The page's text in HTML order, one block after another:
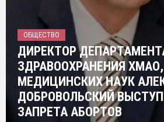
ОБЩЕСТВО
ДИРЕКТОР
ЗДРАВООХРАНЕНИЯ
МЕДИЦИНСКИХ НАУК
ДОБРОВОЛЬСКИЙ
ЗАПРЕТА АБОРТОВ